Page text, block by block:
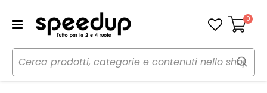
Carrello
0
Home Auto
Preparazioni sportive auto
Filtri sfiato
Filtro sfiato motore FBSA 25-40 - BMC